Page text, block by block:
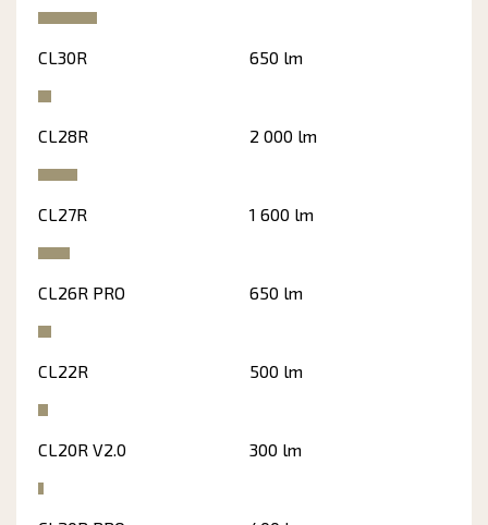
CL30R 650 lm
CL28R 2 000 lm
CL27R 1 600 lm
CL26R PRO 650 lm
CL22R 500 lm
CL20R V2.0 300 lm